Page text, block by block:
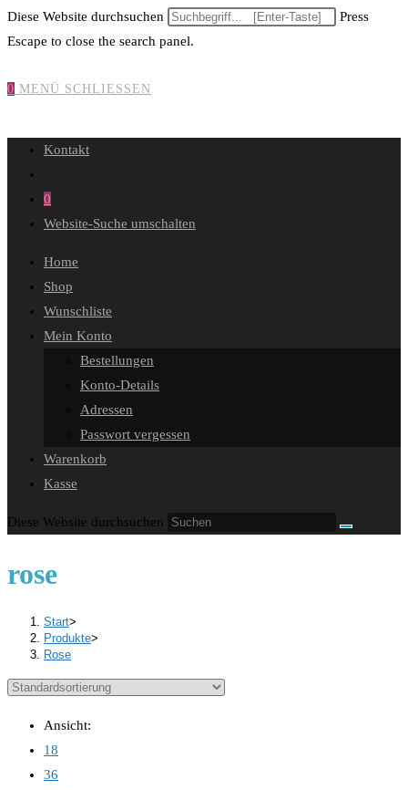
Diese Website durchsuchen
Press
Escape to close the search panel.
0 MENÜ SCHLIESSEN
Kontakt
0
Website-Suche umschalten
Home
Shop
Wunschliste
Mein Konto
Bestellungen
Konto-Details
Adressen
Passwort vergessen
Warenkorb
Kasse
Diese Website durchsuchen
rose
Start>
Produkte>
Rose
Ansicht:
18
36